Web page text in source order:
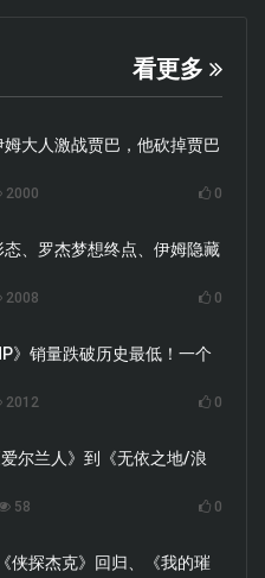
看更多
大人激战贾巴，他砍掉贾巴
2000 0
、罗杰梦想终点、伊姆隐藏
2008 0
》销量跌破历史最低！一个
2012 0
尔兰人》到《无依之地/浪
58 0
侠探杰克》回归、《我的璀